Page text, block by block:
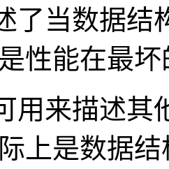
了当数据结
性能在最
用来描述其
上是数据